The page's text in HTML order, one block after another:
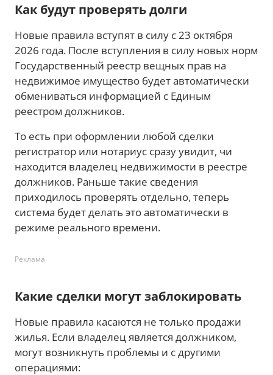
Как будут проверять долги
Новые правила вступят в силу с 23 октября
2026 года. После вступления в силу новых норм
Государственный реестр вещных прав на
недвижимое имущество будет автоматически
обмениваться информацией с Единым
реестром должников.
То есть при оформлении любой сделки
регистратор или нотариус сразу увидит, чи
находится владелец недвижимости в реестре
должников. Раньше такие сведения
приходилось проверять отдельно, теперь
система будет делать это автоматически в
режиме реального времени.
Реклама
Какие сделки могут заблокировать
Новые правила касаются не только продажи
жилья. Если владелец является должником,
могут возникнуть проблемы и с другими
операциями: